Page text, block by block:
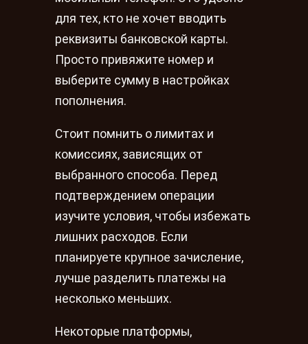
для тех, кто не хочет вводить
реквизиты банковской карты.
Просто привяжите номер и
выберите сумму в настройках
пополнения.
Стоит помнить о лимитах и
комиссиях, зависящих от
выбранного способа. Перед
подтверждением операции
изучите условия, чтобы избежать
лишних расходов. Если
планируете крупное зачисление,
лучше разделить платежы на
несколько меньших.
Некоторые платформы,